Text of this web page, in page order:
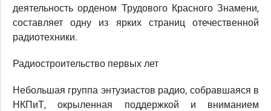
деятельность орденом Трудового Красного Знамени,
составляет одну из ярких страниц отечественной
радиотехники.
Радиостроительство первых лет
Небольшая группа энтузиастов радио, собравшаяся в
НКПиТ, окрыленная поддержкой и вниманием